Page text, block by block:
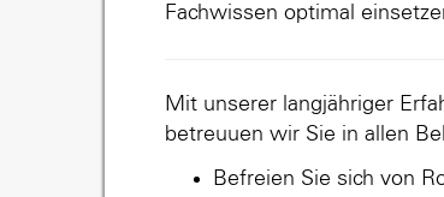
Fachwissen optimal
Mit unserer langjähriger
betreuuen wir Sie in allen
Befreien Sie sich von